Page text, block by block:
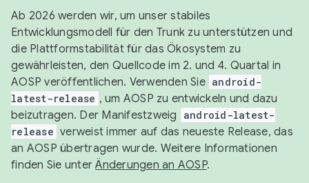
Ab 2026 werden wir, um unser stabiles
Entwicklungsmodell für den Trunk zu unterstützen und
die Plattformstabilität für das Ökosystem zu
gewährleisten, den Quellcode im 2. und 4. Quartal in
AOSP veröffentlichen. Verwenden Sie android-
latest-release , um AOSP zu entwickeln und dazu
beizutragen. Der Manifestzweig
android-latest-
release verweist immer auf das neueste Release, das
an AOSP übertragen wurde. Weitere Informationen
finden Sie unterÄnderungen an AOSP.